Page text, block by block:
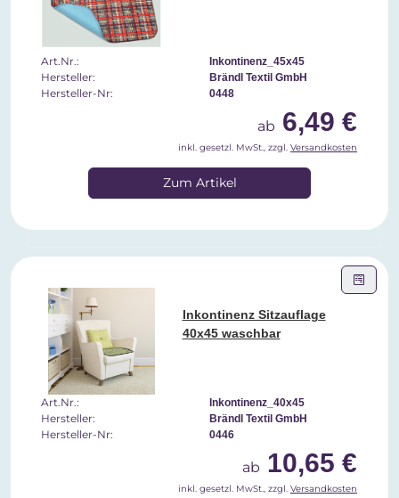
Art.Nr.: Inkontinenz_45x45
Hersteller: Brändl Textil GmbH
Hersteller-Nr: 0448
ab 6,49 €
inkl. gesetzl. MwSt., zzgl. Versandkosten
Zum Artikel
Inkontinenz Sitzauflage
40x45 waschbar
Art.Nr.: Inkontinenz_40x45
Hersteller: Brändl Textil GmbH
Hersteller-Nr: 0446
ab 10,65 €
inkl. gesetzl. MwSt., zzgl. Versandkosten